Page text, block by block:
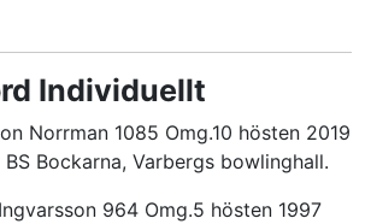
Individuellt
Norrman 1085 Omg.10 hösten 2019
Bockarna, Varbergs bowlinghall.
964 Omg.5 hösten 1997